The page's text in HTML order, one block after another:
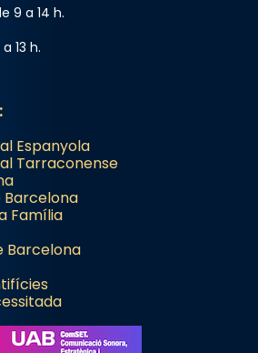
9 a 14 h.
13 h.
Espanyola
Tarraconense
Barcelona
Família
Barcelona